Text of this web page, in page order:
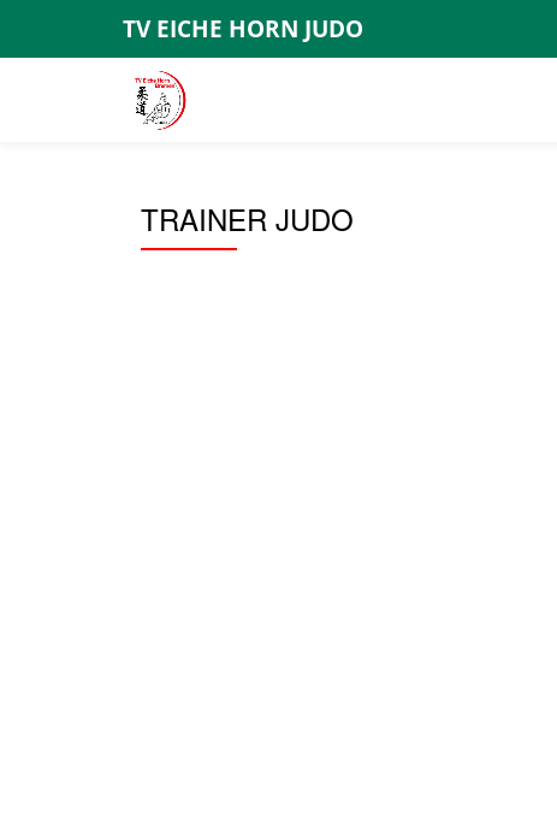
Skip
TV EICHE HORN JUDO
TRAINER JUDO